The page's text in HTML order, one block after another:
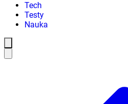
Tech
Testy
Nauka